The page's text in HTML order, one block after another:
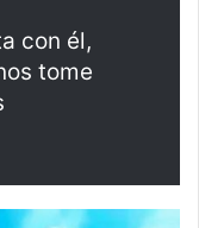
con él,
tome